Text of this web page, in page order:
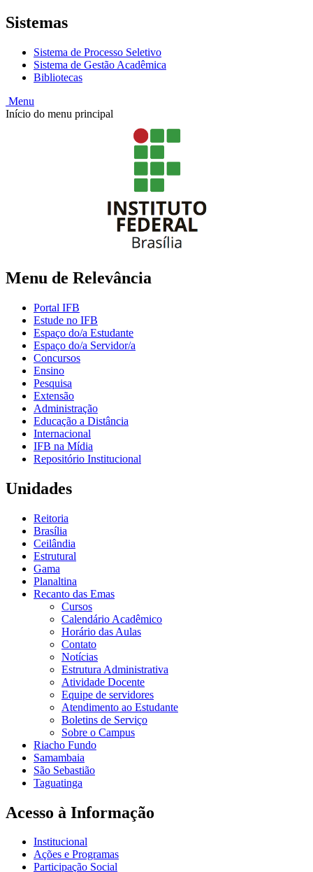
Sistemas
Sistema de Processo Seletivo
Sistema de Gestão Acadêmica
Bibliotecas
Menu
Início do menu principal
Menu de Relevância
Portal IFB
Estude no IFB
Espaço do/a Estudante
Espaço do/a Servidor/a
Concursos
Ensino
Pesquisa
Extensão
Administração
Educação a Distância
Internacional
IFB na Mídia
Repositório Institucional
Unidades
Reitoria
Brasília
Ceilândia
Estrutural
Gama
Planaltina
Recanto das Emas
Cursos
Calendário Acadêmico
Horário das Aulas
Contato
Notícias
Estrutura Administrativa
Atividade Docente
Equipe de servidores
Atendimento ao Estudante
Boletins de Serviço
Sobre o Campus
Riacho Fundo
Samambaia
São Sebastião
Taguatinga
Acesso à Informação
Institucional
Ações e Programas
Participação Social